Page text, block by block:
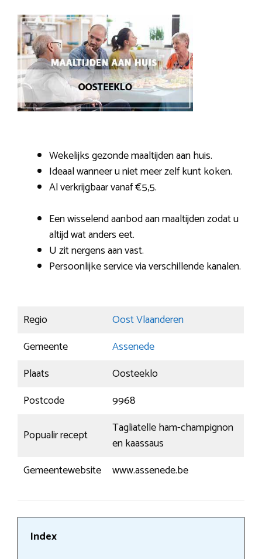
Wekelijks gezonde maaltijden aan huis.
Ideaal wanneer u niet meer zelf kunt koken.
Al verkrijgbaar vanaf €5,5.
Een wisselend aanbod aan maaltijden zodat u
altijd wat anders eet.
U zit nergens aan vast.
Persoonlijke service via verschillende kanalen.
Regio
Oost Vlaanderen
Gemeente
Assenede
Plaats
Oosteeklo
Postcode
9968
Popualir recept
Tagliatelle ham-champignon
en kaassaus
Gemeentewebsite
www.assenede.be
Index